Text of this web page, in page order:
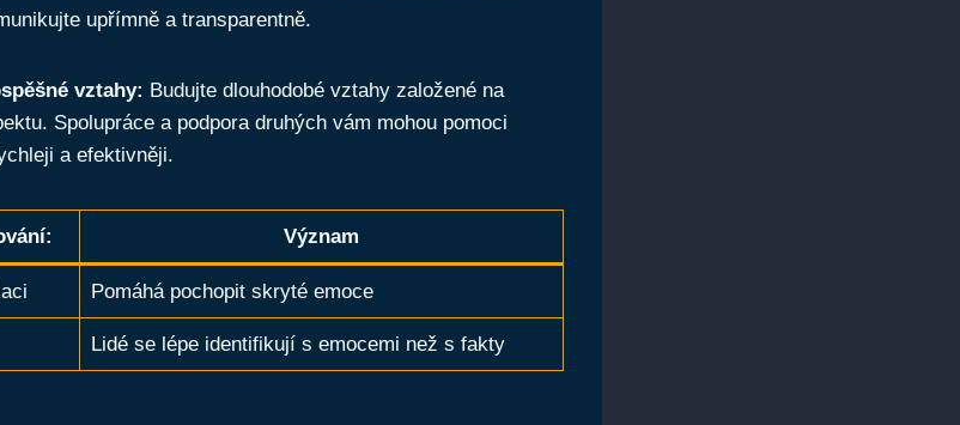
upřímně a transparentně.
vztahy: Budujte dlouhodobé vztahy založené na
Spolupráce a podpora druhých vám mohou pomoci
a efektivněji.
Význam
Pomáhá pochopit skryté emoce
Lidé se lépe identifikují s emocemi než s fakty